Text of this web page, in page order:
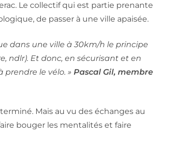
Le collectif qui est partie prenante
de passer à une ville apaisée.
dans une ville à 30km/h le principe
ndlr). Et donc, en sécurisant et en
prendre le vélo. » Pascal Gil, membre
Mais au vu des échanges au
bouger les mentalités et faire